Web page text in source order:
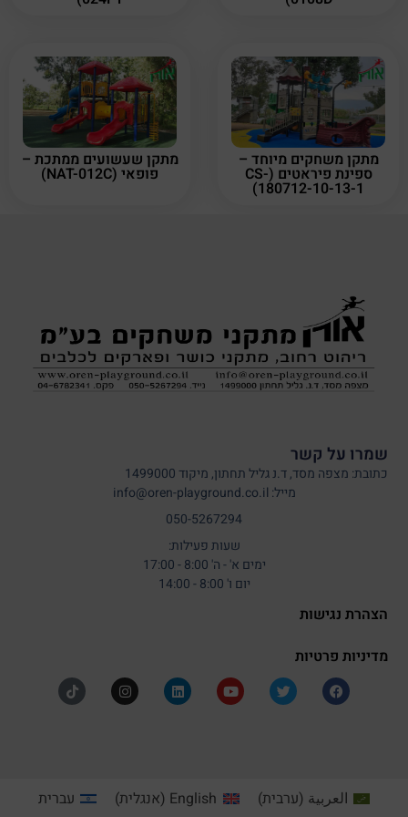
מתקן משחקים מיוחד –
ספינת פיראטים (CS-
180712-10-13-1)
מתקן שעשועים ממתכת –
פופאי (NAT-012C)
שמרו על קשר
כתובת: מצפה מסד, ד.נ גליל תחתון, מיקוד 1499000
מייל: info@oren-playground.co.il
050-5267294
שעות פעילות:
ימים א' - ה' 8:00 - 17:00
יום ו' 8:00 - 14:00
הצהרת נגישות
מדיניות פרטיות
العربية (ערבית)
English
(אנגלית)
עברית